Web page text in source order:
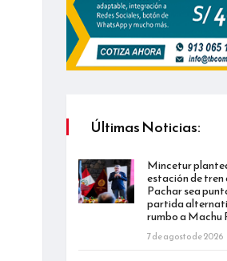
Últimas Noticias:
Mincetur
estación de tren
Pachar sea
partida
rumbo a Machu
7 de agosto de 2026